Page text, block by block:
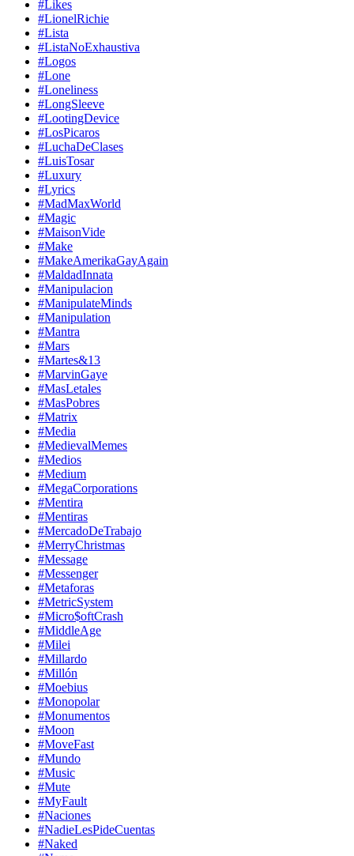
#Likes
#LionelRichie
#Lista
#ListaNoExhaustiva
#Logos
#Lone
#Loneliness
#LongSleeve
#LootingDevice
#LosPicaros
#LuchaDeClases
#LuisTosar
#Luxury
#Lyrics
#MadMaxWorld
#Magic
#MaisonVide
#Make
#MakeAmerikaGayAgain
#MaldadInnata
#Manipulacion
#ManipulateMinds
#Manipulation
#Mantra
#Mars
#Martes&13
#MarvinGaye
#MasLetales
#MasPobres
#Matrix
#Media
#MedievalMemes
#Medios
#Medium
#MegaCorporations
#Mentira
#Mentiras
#MercadoDeTrabajo
#MerryChristmas
#Message
#Messenger
#Metaforas
#MetricSystem
#Micro$oftCrash
#MiddleAge
#Milei
#Millardo
#Millón
#Moebius
#Monopolar
#Monumentos
#Moon
#MoveFast
#Mundo
#Music
#Mute
#MyFault
#Naciones
#NadieLesPideCuentas
#Naked